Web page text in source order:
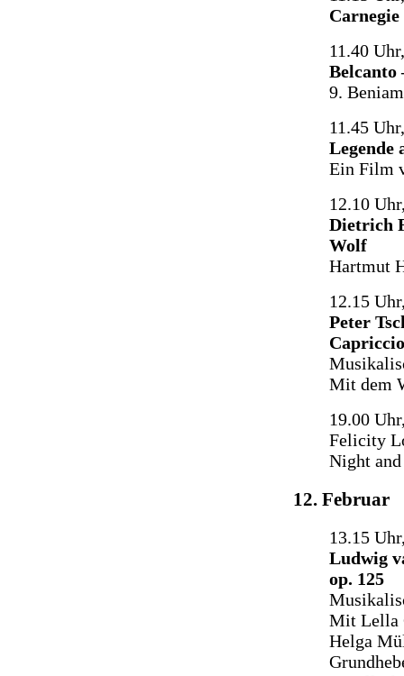
11.40
Belcanto
9.
11.45
Legende
Ein Film
12.10
Dietrich
Wolf
Hartmut
12.15
Peter
Mit dem
19.00
Felicity
Night
12. Februar
13.15
Ludwig
op. 125
Mit Lella
Helga